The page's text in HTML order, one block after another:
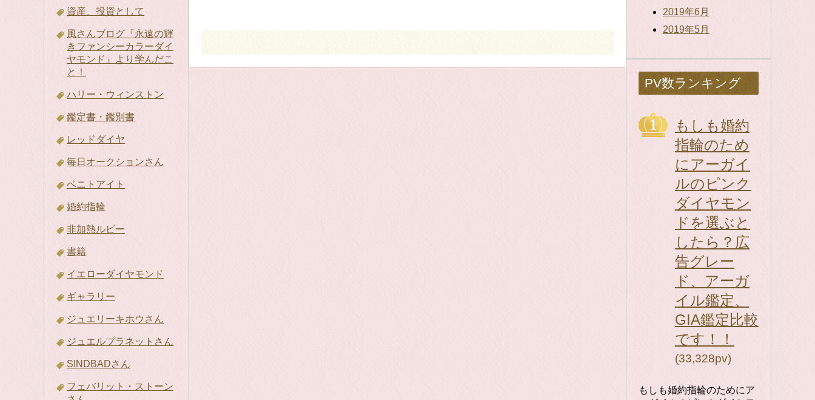
資産、投資として
風さんブログ『永遠の輝
きファンシーカラーダイ
ヤモンド』より学んだこ
と！
ハリー・ウィンストン
鑑定書・鑑別書
レッドダイヤ
毎日オークションさん
ベニトアイト
婚約指輪
非加熱ルビー
書籍
イエローダイヤモンド
ギャラリー
ジュエリーキホウさん
ジュエルプラネットさん
SINDBADさん
フェバリット・ストーン
2019年6月
2019年5月
PV数ランキング
もしも婚約
指輪のため
にアーガイ
ルのピンク
ダイヤモン
ドを選ぶと
したら？広
告グレー
ド、アーガ
イル鑑定、
GIA鑑定比較
です！！
(33,328pv)
もしも婚約指輪のためにア